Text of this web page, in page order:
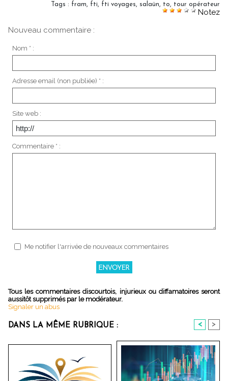
Tags : fram, fti, fti voyages, salaün, to, tour opérateur
Notez
Nouveau commentaire :
Nom * :
Adresse email (non publiée) * :
Site web :
Commentaire * :
Me notifier l'arrivée de nouveaux commentaires
Tous les commentaires discourtois, injurieux ou diffamatoires seront
aussitôt supprimés par le modérateur.
Signaler un abus
DANS LA MÊME RUBRIQUE : < >